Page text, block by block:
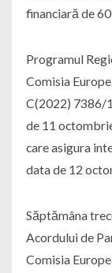
financiară de
Programul
Comisia
C(2022) 7386/
de 11
care asigura
data de 12
Săptămâna
Acordului de
Comisia